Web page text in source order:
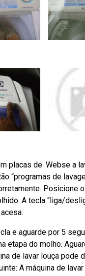
placas de. Webse a
“programas de
Posicione
A tecla “liga/
e aguarde por 5
etapa do molho.
de lavar louça pode
A máquina de